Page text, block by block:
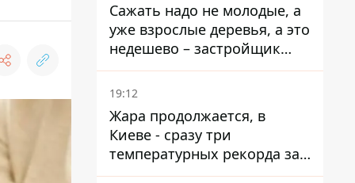
Сажать надо не молодые, а
уже взрослые деревья, а это
недешево – застройщик
Никонов
19:12
Жара продолжается, в
Киеве - сразу три
температурных рекорда за
день